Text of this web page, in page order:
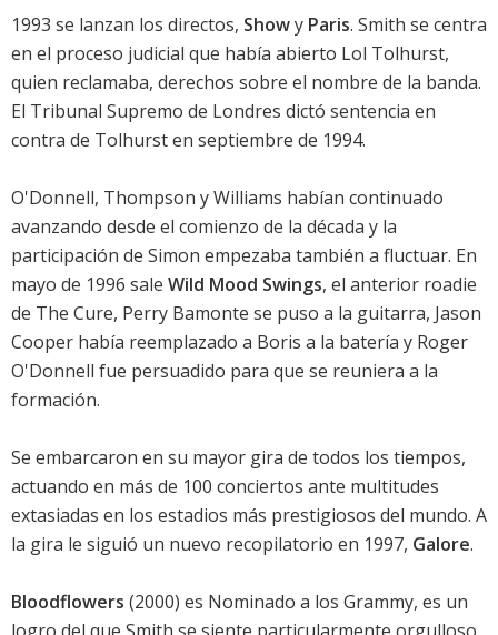
1993 se lanzan los directos, Showy Paris. Smith se centra
en el proceso judicial que había abierto Lol Tolhurst,
quien reclamaba, derechos sobre el nombre de la banda.
El Tribunal Supremo de Londres dictó sentencia en
contra de Tolhurst en septiembre de 1994.
O'Donnell, Thompson y Williams habían continuado
avanzando desde el comienzo de la década y la
participación de Simon empezaba también a fluctuar. En
mayo de 1996 sale Wild Mood Swings, el anterior roadie
de The Cure, Perry Bamonte se puso a la guitarra, Jason
Cooper había reemplazado a Boris a la batería y Roger
O'Donnell fue persuadido para que se reuniera a la
formación.
Se embarcaron en su mayor gira de todos los tiempos,
actuando en más de 100 conciertos ante multitudes
extasiadas en los estadios más prestigiosos del mundo. A
la gira le siguió un nuevo recopilatorio en 1997, Galore.
Bloodflowers (2000) es Nominado a los Grammy, es un